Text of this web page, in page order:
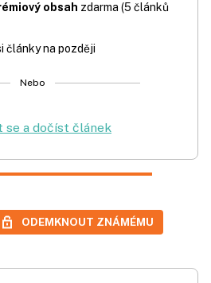
obsah zdarma (5 článků
články na později
Nebo
se a dočíst článek
ODEMKNOUT ZNÁMÉMU